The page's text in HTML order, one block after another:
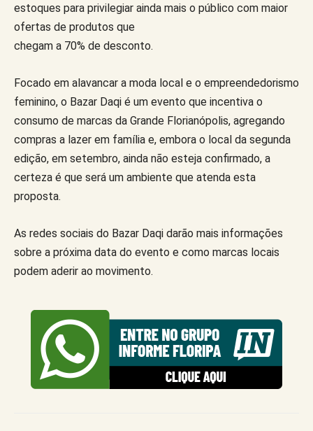
estoques para privilegiar ainda mais o público com maior
ofertas de produtos que
chegam a 70% de desconto.
Focado em alavancar a moda local e o empreendedorismo
feminino, o Bazar Daqi é um evento que incentiva o
consumo de marcas da Grande Florianópolis, agregando
compras a lazer em família e, embora o local da segunda
edição, em setembro, ainda não esteja confirmado, a
certeza é que será um ambiente que atenda esta
proposta.
As redes sociais do Bazar Daqi darão mais informações
sobre a próxima data do evento e como marcas locais
podem aderir ao movimento.